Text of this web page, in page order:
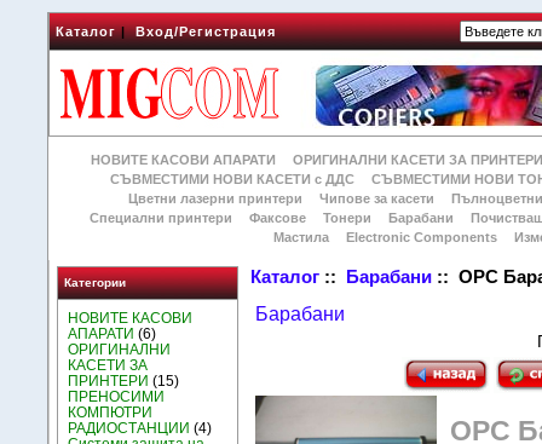
Каталог|Вход/Регистрация
НОВИТЕ КАСОВИ АПАРАТИ
ОРИГИНАЛНИ КАСЕТИ ЗА
СЪВМЕСТИМИ НОВИ КАСЕТИ с ДДС
СЪВМЕСТИМИ НОВИ
Цветни лазерни принтери
Чипове за касети
Специални принтери
Факсове Тонери Барабани
Мастила
Electronic Components
Категории
НОВИТЕ КАСОВИ
АПАРАТИ (6)
ОРИГИНАЛНИ
КАСЕТИ ЗА
ПРИНТЕРИ (15)
ПРЕНОСИМИ
КОМПЮТРИ
РАДИОСТАНЦИИ (4)
Каталог :: Барабани :: OPC
Барабани
OPC